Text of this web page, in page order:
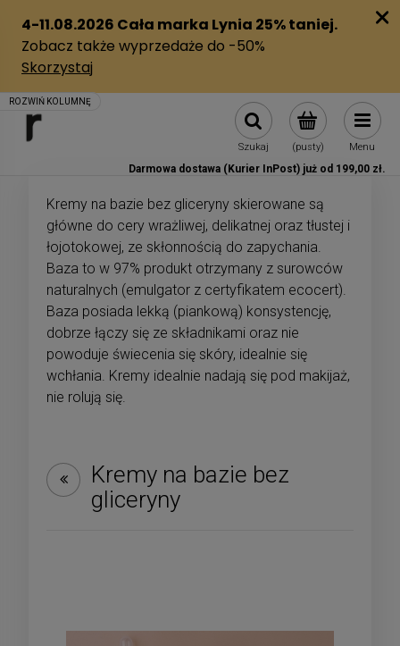
(pusty)
Szukaj Menu
Darmowa dostawa (Kurier InPost) już od 199,00 zł.
Kremy na bazie bez gliceryny skierowane są
główne do cery wrażliwej, delikatnej oraz tłustej i
łojotokowej, ze skłonnością do zapychania.
Baza to w 97% produkt otrzymany z surowców
naturalnych (emulgator z certyfikatem ecocert).
Baza posiada lekką (piankową) konsystencję,
dobrze łączy się ze składnikami oraz nie
powoduje świecenia się skóry, idealnie się
wchłania. Kremy idealnie nadają się pod makijaż,
nie rolują się.
Kremy na bazie bez
gliceryny